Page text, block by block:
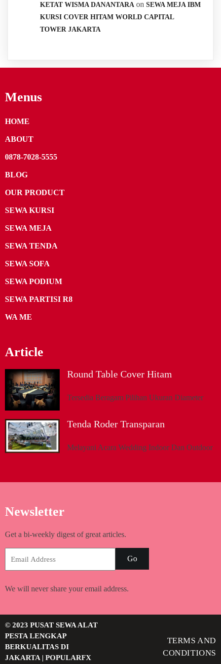
KETAT WISMA DANANTARA on SEWA MEJA IBM
KURSI COVER HITAM WORLD CAPITAL
TOWER JAKARTA
Menus
HOME
ABOUT
0878-7028-5555
BLOG
OUR PRODUCT
SEWA KURSI
SEWA MEJA
SEWA TENDA
SEWA SOFA
SEWA PODIUM
SEWA PARTISI R8
WA ME
Article
Round Table Cover Hitam
Tersedia Beragam Pilihan Ukuran Diameter
Tenda Roder Transparan
Melayani Acara Wedding Indoor Dan Outdoor
Newsletter
Get a bi-weekly digest of great articles.
Go
We will never share your email address.
© 2023 PUSAT SEWA ALAT
PESTA LENGKAP
BERKUALITAS DI
JAKARTA | POPULARFX
TERMS AND
CONDITIONS